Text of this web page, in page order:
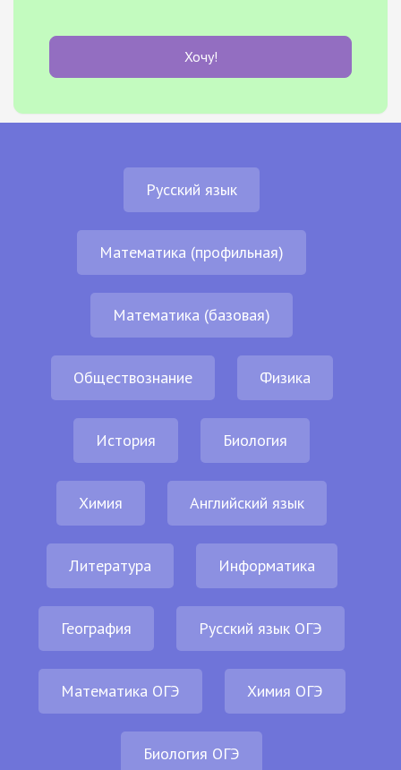
Хочу!
Русский язык
Математика (профильная)
Математика (базовая)
Обществознание Физика
История Биология
Химия Английский язык
Литература Информатика
География Русский язык ОГЭ
Математика ОГЭ Химия ОГЭ
Биология ОГЭ